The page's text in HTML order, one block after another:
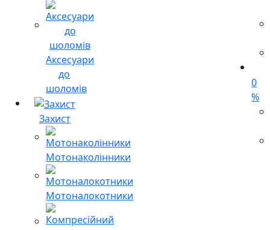
Аксесуари
до
шоломів
Захист
Мотонаколінники
Мотоналокотники
0
%